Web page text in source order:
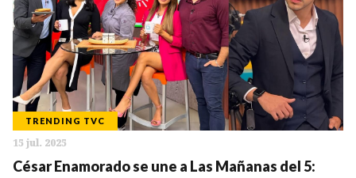
TRENDING TVC
15 jul. 2025
César Enamorado se une a Las Mañanas del 5: